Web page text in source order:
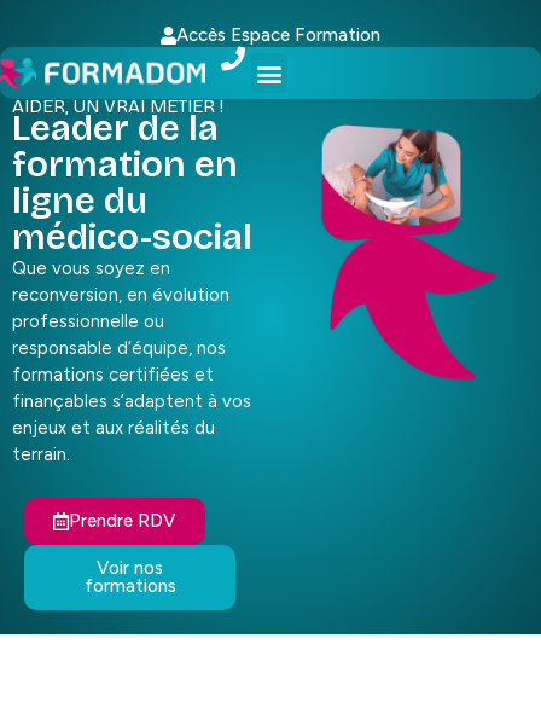
Accès Espace Formation
AIDER, UN VRAI MÉTIER !
Leader de la
formation en
ligne du
médico-social
Que vous soyez en
reconversion, en évolution
professionnelle ou
responsable d’équipe, nos
formations certifiées et
finançables s’adaptent à vos
enjeux et aux réalités du
terrain.
Prendre RDV
Voir nos
formations